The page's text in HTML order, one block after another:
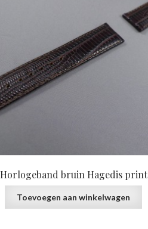
Horlogeband bruin Hagedis print
Toevoegen aan winkelwagen